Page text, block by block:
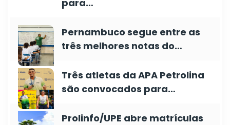
para…
Pernambuco segue entre as
três melhores notas do…
Três atletas da APA Petrolina
são convocados para…
Prolinfo/UPE abre matrículas